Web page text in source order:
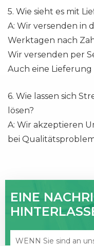
5. Wie sieht es mit
A: Wir versenden in
Werktagen nach
Wir versenden per
Auch eine Lieferung
6. Wie lassen sich
lösen?
A: Wir akzeptieren
bei
EINE
WENN Sie sind an